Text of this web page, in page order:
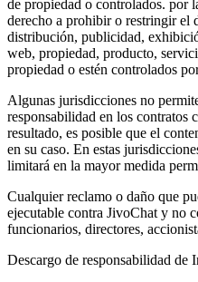
de propiedad o controlados. por
derecho a prohibir o restringir el
distribución, publicidad,
web, propiedad, producto,
propiedad o estén controlados
Algunas jurisdicciones no
responsabilidad en los contratos
resultado, es posible que el
en su caso. En estas
limitará en la mayor medida
Cualquier reclamo o daño que
ejecutable contra JivoChat y no
funcionarios, directores,
Descargo de responsabilidad de